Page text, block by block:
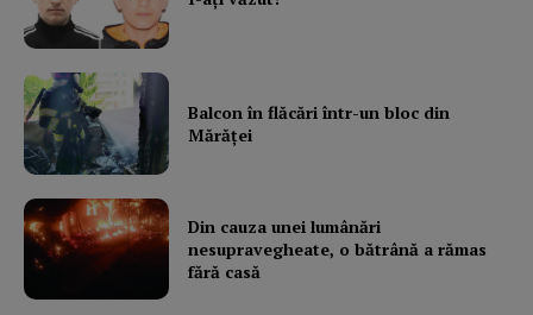
Balcon în flăcări într-un bloc din
Mărăţei
Din cauza unei lumânări
nesupravegheate, o bătrână a rămas
fără casă